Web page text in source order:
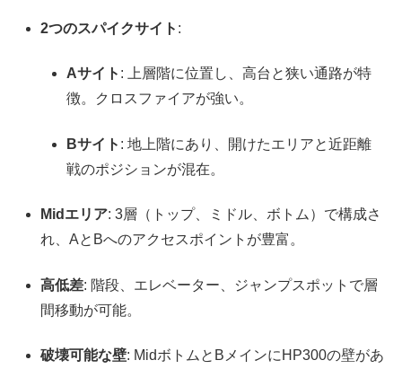
2つのスパイクサイト :
Aサイト : 上層階に位置し、高台と狭い通路が特
徴。クロスファイアが強い。
Bサイト : 地上階にあり、開けたエリアと近距離
戦のポジションが混在。
Midエリア: 3層（トップ、ミドル、ボトム）で構成さ
れ、AとBへのアクセスポイントが豊富。
高低差: 階段、エレベーター、ジャンプスポットで層
間移動が可能。
破壊可能な壁: MidボトムとBメインにHP300の壁があ